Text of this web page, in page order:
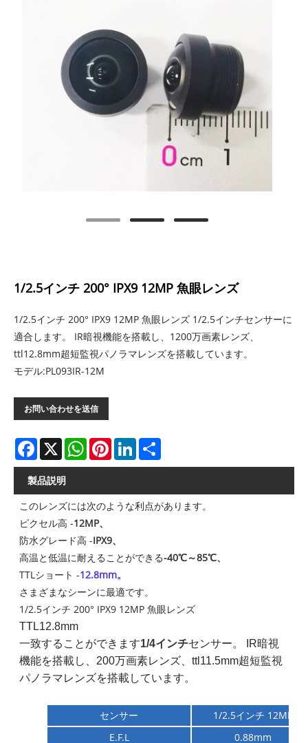
1/2.5インチ 200° IPX9 12MP 魚眼レンズ
1/2.5インチ 200° IPX9 12MP 魚眼レンズ 1/2.5インチセンサーに
適合します。 IR暗視機能を搭載し、1200万画素レンズ、
ttl12.8mm超短監視パノラマレンズを搭載しています。
モデル:PL093IR-12M
お問い合わせを送信
Facebook
X WhatsAppPinterestLinkedIn
製品説明
このレンズには次のような利点があります。
ピクセル高 -12MP、
防水グレード高 -IPX9、
高温と低温に耐えることができる-40℃～85℃、
TTLショート -12.8mm。
さまざまなシーンに最適です。
1/2.5インチ 200° IPX9 12MP 魚眼レンズ
TTL12.8mm
一致することができます1/4インチセンサー。 IR暗視
機能を搭載し、200万画素レンズ、ttl11.5mm超短監視
パノラマレンズを搭載しています。
センサー
1/2.5インチ 12MP
E.F.L
0.88mm